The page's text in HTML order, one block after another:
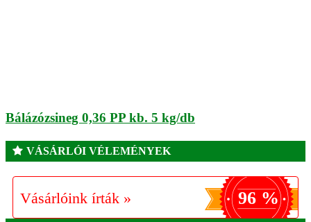
Bálázózsineg 0,36 PP kb. 5 kg/db
VÁSÁRLÓI VÉLEMÉNYEK
Vásárlóink írták » 96 %